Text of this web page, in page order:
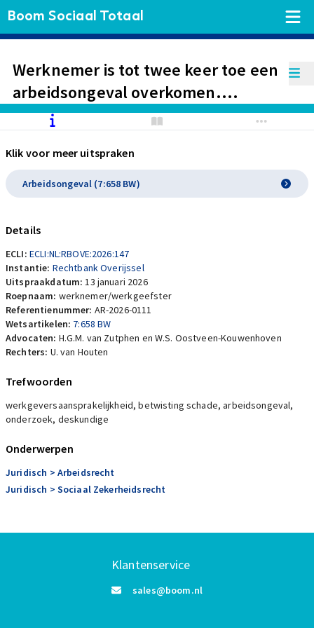
Boom Sociaal Totaal
Werknemer is tot twee keer toe een
arbeidsongeval overkomen.
Werkgeefster erkent
aansprakelijkheid voor ongevallen,
maar betwist schade, nu volgens
haar al eerder sprake was van
beperkingen. Kantonrechter
beveelt onderzoek en benoemt
deskundige.
Klik voor meer uitspraken
Arbeidsongeval (7:658 BW)
Details
ECLI: ECLI:NL:RBOVE:2026:147
Instantie: Rechtbank Overijssel
Uitspraakdatum:13 januari 2026
Roepnaam: werknemer/werkgeefster
Referentienummer: AR-2026-0111
Wetsartikelen: 7:658 BW
Advocaten: H.G.M. van Zutphen en W.S. Oostveen-Kouwenhoven
Rechters: U. van Houten
Trefwoorden
werkgeversaansprakelijkheid, betwisting schade, arbeidsongeval,
onderzoek, deskundige
Onderwerpen
Juridisch > Arbeidsrecht
Juridisch > Sociaal Zekerheidsrecht
Klantenservice
sales@boom.nl